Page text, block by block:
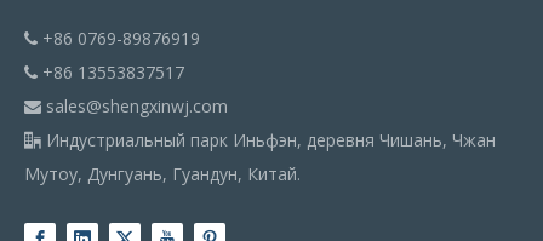
 +86 0769-89876919
 +86 13553837517
 sales@shengxinwj.com
 Индустриальный парк Иньфэн, деревня Чишань, Чжан
Мутоу, Дунгуань, Гуандун, Китай.